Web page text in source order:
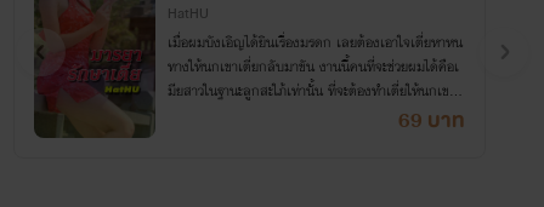
HatHU
เมื่อผมบังเอิญได้ยินเรื่องมรดก เลยต้องเอาใจเตี่ยหาหน
ทางให้นกเขาเตี่ยกลับมาขัน งานนี้คนที่จะช่วยผมได้คือเ
มียสาวในฐานะลูกสะใภ้เท่านั้น ที่จะต้องทำเตี่ยให้นกเขาขั
69 บาท